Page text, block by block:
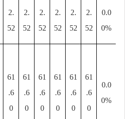
2.
52
2.
52
2.
52
2.
52
2.
52
2.
52
0.0
0%
61
.6
0
61
.6
0
61
.6
0
61
.6
0
61
.6
0
61
.6
0
0.0
0%